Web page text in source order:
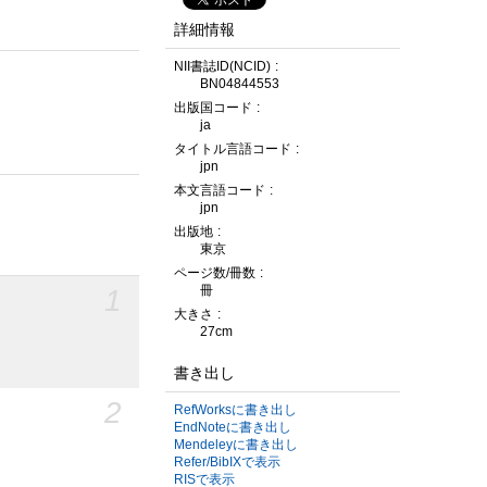
2
詳細情報
NII書誌ID(NCID)
BN04844553
出版国コード
ja
タイトル言語コード
jpn
本文言語コード
jpn
出版地
東京
ページ数/冊数
冊
大きさ
27cm
書き出し
RefWorksに書き出し
EndNoteに書き出し
Mendeleyに書き出し
Refer/BibIXで表示
RISで表示